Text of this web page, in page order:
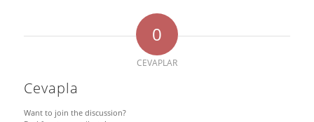
0
CEVAPLAR
Cevapla
Want to join the discussion?